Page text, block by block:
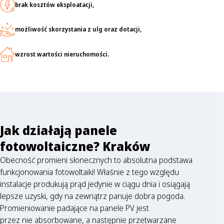
brak kosztów eksploatacji,
możliwość skorzystania z ulg oraz dotacji,
wzrost wartości nieruchomości.
Jak działają panele
fotowoltaiczne? Kraków
Obecność promieni słonecznych to absolutna podstawa
funkcjonowania fotowoltaiki! Właśnie z tego względu
instalacje produkują prąd jedynie w ciągu dnia i osiągają
lepsze uzyski, gdy na zewnątrz panuje dobra pogoda.
Promieniowanie padające na panele PV jest
przez nie absorbowane, a następnie przetwarzane